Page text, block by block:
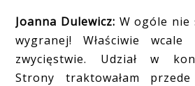
Joanna Dulewicz: W ogóle nie
wygranej! Właściwie
zwycięstwie. Udział w
Strony traktowałam